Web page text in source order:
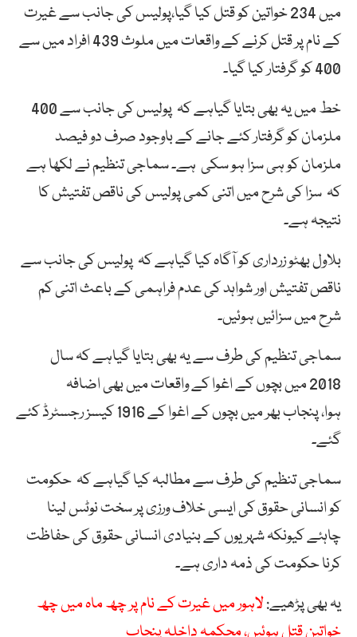
میں 234 خواتین کو قتل کیا گیا،پولیس کی جانب سے غیرت
کے نام پر قتل کرنے کے واقعات میں ملوث 439 افراد میں سے
400 کو گرفتار کیا گیا۔
خط میں یہ بھی بتایا گیاہے کہ پولیس کی جانب سے 400
ملزمان کو گرفتار کئے جانے کے باوجود صرف دو فیصد
ملزمان کو ہی سزا ہو سکی ہے۔ سماجی تنظیم نے لکھا ہے
کہ سزا کی شرح میں اتنی کمی پولیس کی ناقص تفتیش کا
نتیجہ ہے۔
بلاول بھٹو زرداری کو آگاہ کیا گیاہے کہ پولیس کی جانب سے
ناقص تفتیش اور شواہد کی عدم فراہمی کے باعث اتنی کم
شرح میں سزائیں ہوئیں۔
سماجی تنظیم کی طرف سے یہ بھی بتایا گیاہے کہ سال
2018 میں بچوں کے اغوا کے واقعات میں بھی اضافہ
ہوا، پنجاب بھر میں بچوں کے اغوا کے 1916 کیسز رجسٹرڈ کئے
گئے۔
سماجی تنظیم کی طرف سے مطالبہ کیا گیاہے کہ حکومت
کو انسانی حقوق کی ایسی خلاف ورزی پر سخت نوٹس لینا
چاہئے کیونکہ شہریوں کے بنیادی انسانی حقوق کی حفاظت
کرنا حکومت کی ذمہ داری ہے۔
یہ بھی پڑھیے:لاہور میں غیرت کے نام پر چھ ماہ میں چھ
خواتین قتل ہوئیں، محکمہ داخلہ پنجاب